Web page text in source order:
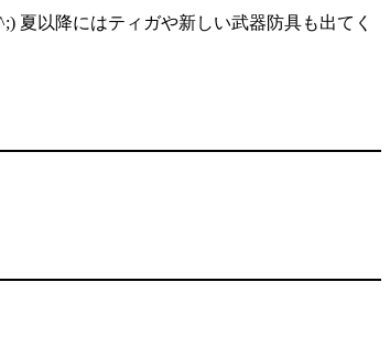
夏以降にはティガや新しい武器防具も出てく